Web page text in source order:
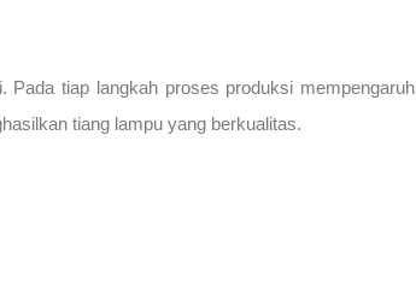
tiap langkah proses produksi
tiang lampu yang berkualitas.